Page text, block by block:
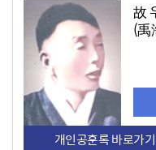
故
(禹
개인공훈록 바로가기